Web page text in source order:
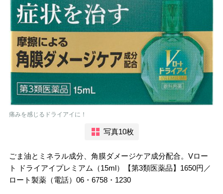
痛みを感じるドライアイに！
写真10枚
ごま油とミネラル成分、角膜ダメージケア成分配合。Vロー
ト ドライアイプレミアム（15ml）【第3類医薬品】1650円／
ロート製薬（電話）06・6758・1230